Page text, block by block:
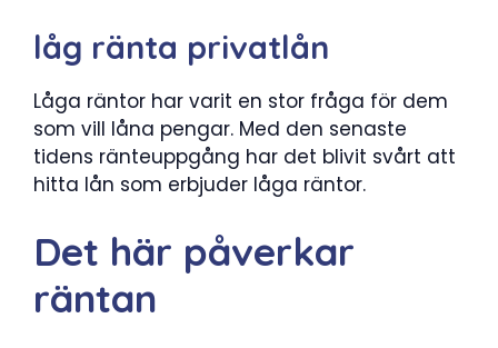
låg ränta privatlån
Låga räntor har varit en stor fråga för dem
som vill låna pengar. Med den senaste
tidens ränteuppgång har det blivit svårt att
hitta lån som erbjuder låga räntor.
Det här påverkar
räntan